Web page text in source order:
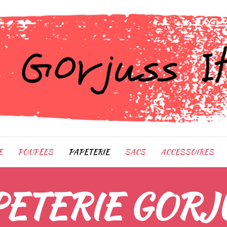
POUPÉES PAPETERIE SACS ACCESSOIRES